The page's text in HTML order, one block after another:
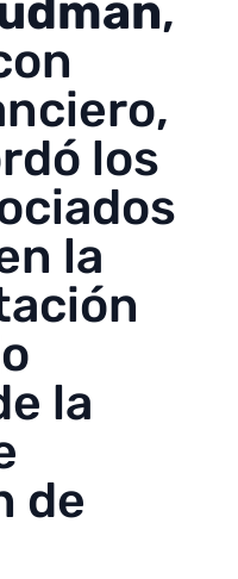
,
los
la
la
de